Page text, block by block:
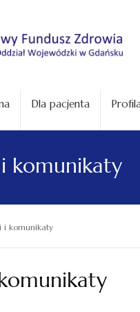
Dla pacjenta
komunikaty
i komunikaty